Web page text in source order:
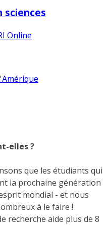
sciences
Online
elles ?
que les étudiants qui
la prochaine génération
mondial - et nous
à le faire !
recherche aide plus de 8